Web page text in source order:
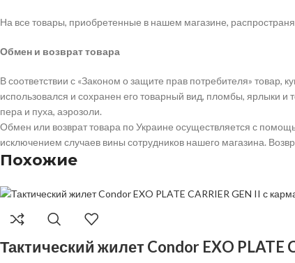
На все товары, приобретенные в нашем магазине,
Обмен и возврат товара
В соответствии с «Законом о защите прав потребителя»
использовался и сохранен его товарный вид, пломбы, ярлыки и
пера и пуха, аэрозоли.
Обмен или возврат товара по Украине осуществляется с
исключением случаев вины сотрудников нашего магазина.
Похожие
Тактический жилет Condor EXO